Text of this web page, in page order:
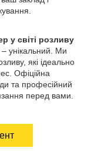
у світі розливу
унікальний. Ми
які ідеально
Офіційна
та професійний
перед вами.